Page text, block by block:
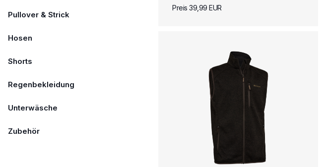
Pullover & Strick
Hosen
Shorts
Regenbekleidung
Unterwäsche
Zubehör
Preis 39,99 EUR